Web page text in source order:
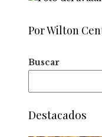
Por Wilton
Buscar
Destacados